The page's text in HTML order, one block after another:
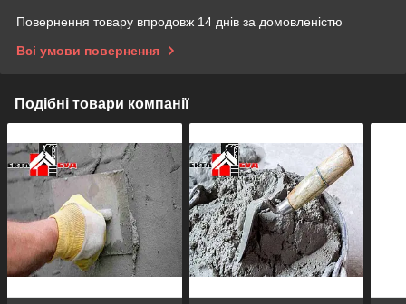
Повернення товару впродовж 14 днів за домовленістю
Всі умови повернення
Подібні товари компанії